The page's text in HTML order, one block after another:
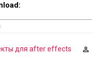
для after effects